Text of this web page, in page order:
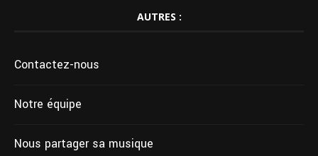
AUTRES :
Contactez-nous
Notre équipe
Nous partager sa musique